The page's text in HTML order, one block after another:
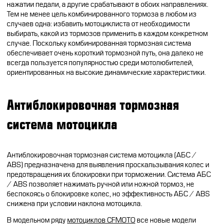
нажатии педали, а другие срабатывают в обоих направлениях.
Тем не менее цель комбинированного тормоза в любом из
случаев одна: избавить мотоциклиста от необходимости
выбирать, какой из тормозов применить в каждом конкретном
случае. Поскольку комбинированная тормозная система
обеспечивает очень короткий тормозной путь, она далеко не
всегда пользуется популярностью среди мотолюбителей,
ориентированных на высокие динамические характеристики.
Антиблокировочная тормозная
система мотоцикла
Антиблокировочная тормозная система мотоцикла (АБС /
ABS) предназначена для выявления проскальзывания колес и
предотвращения их блокировки при торможении. Система АБС
/ ABS позволяет нажимать ручной или ножной тормоз, не
беспокоясь о блокировке колес, но эффективность АБС / ABS
снижена при условии наклона мотоцикла.
В модельном рядумотоциклов CFMOTOвсе новые модели